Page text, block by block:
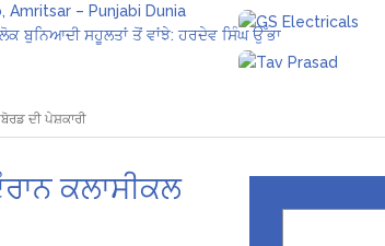
Amritsar – Punjabi Dunia
ਬੁਨਿਆਦੀ ਸਹੂਲਤਾਂ ਤੋਂ ਵਾਂਝੇ: ਹਰਦੇਵ ਸਿੰਘ ਉੱਭਾ
ਦੀ ਪੇਸ਼ਕਾਰੀ
ਕਲਾਸੀਕਲ